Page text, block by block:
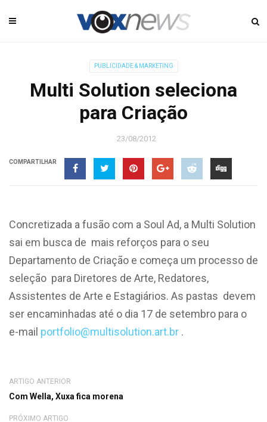
PUBLICIDADE & MARKETING
Multi Solution seleciona
para Criação
23/08/2012
COMPARTILHAR
Concretizada a fusão com a Soul Ad, a Multi Solution
sai em busca de mais reforços para o seu
Departamento de Criação e começa um processo de
seleção para Diretores de Arte, Redatores,
Assistentes de Arte e Estagiários. As pastas devem
ser encaminhadas até o dia 17 de setembro para o
e-mail portfolio@multisolution.art.br .
ARTIGO ANTERIOR
Com Wella, Xuxa fica morena
PRÓXIMO ARTIGO